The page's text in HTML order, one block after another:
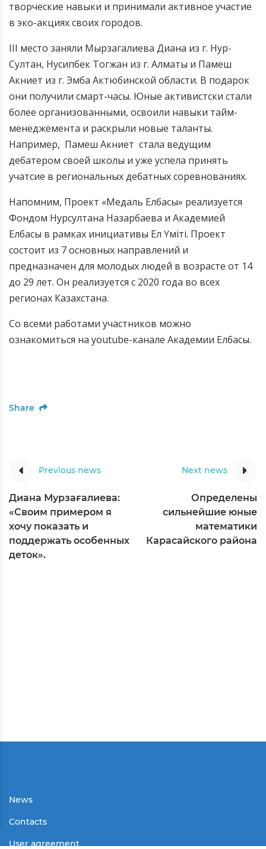
творческие навыки и принимали активное участие
в эко-акциях своих городов.
III место заняли Мырзагалиева Диана из г. Нур-
Султан, Нусипбек Тогжан из г. Алматы и Памеш
Акниет из г. Эмба Актюбинской области. В подарок
они получили смарт-часы. Юные активистски стали
более организованными, освоили навыки тайм-
менеджемента и раскрыли новые таланты.
Например, Памеш Акниет стала ведущим
дебатером своей школы и уже успела принять
учатсие в региональных дебатных соревнованиях.
Напомним, Проект «Медаль Елбасы» реализуется
Фондом Нурсултана Назарбаева и Академией
Елбасы в рамках инициативы Ел Үміті. Проект
состоит из 7 основных направлений и
предназначен для молодых людей в возрасте от 14
до 29 лет. Он реализуется с 2020 года во всех
регионах Казахстана.
Со всеми работами участников можно
ознакомиться на youtube-канале Академии Елбасы.
Share
Previous news
Диана Мурзағалиева:
«Своим примером я
хочу показать и
поддержать особенных
деток».
Next news
Определены
сильнейшие юные
математики
Карасайского района
News
Contacts
User agreement